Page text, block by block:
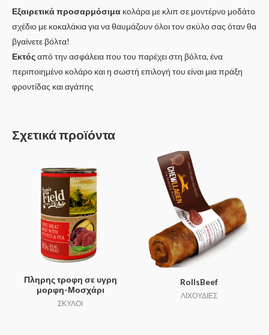
Εξαιρετικά προσαρμόσιμα κολάρα με κλιπ σε μοντέρνο μοδάτο
σχέδιο με κοκαλάκια για να θαυμάζουν όλοι τον σκύλο σας όταν θα
βγαίνετε βόλτα!
Εκτόςαπό την ασφάλεια που του παρέχει στη βόλτα, ένα
περιποιημένο κολάρο και η σωστή επιλογή του είναι μια πράξη
φροντίδας και αγάπης
Σχετικά προϊόντα
Πληρης τροφη σε υγρη
μορφη-Μοσχάρι
ΣΚΥΛΟΙ
RollsBeef
ΛΙΧΟΥΔΙΕΣ